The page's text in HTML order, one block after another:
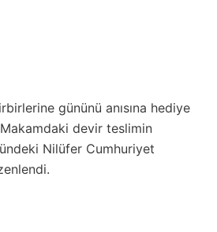
gününü anısına hediye
devir teslimin
Nilüfer Cumhuriyet